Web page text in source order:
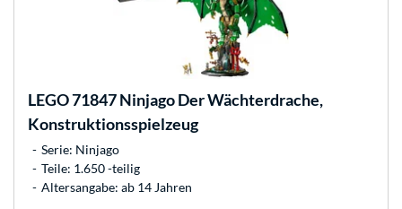
LEGO71847 Ninjago Der Wächterdrache,
Konstruktionsspielzeug
Serie: Ninjago
Teile: 1.650 -teilig
Altersangabe: ab 14 Jahren